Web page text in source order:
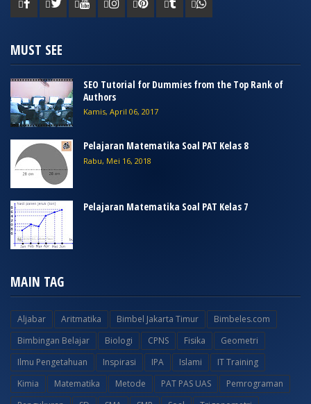
MUST SEE
SEO Tutorial for Dummies from the Top Rank of
Authors
Kamis, April 06, 2017
Pelajaran Matematika Soal PAT Kelas 8
Rabu, Mei 16, 2018
Pelajaran Matematika Soal PAT Kelas 7
MAIN TAG
Aljabar Aritmatika Bimbel Jakarta Timur
Bimbeles.com
Bimbingan Belajar
Biologi CPNS Fisika
Geometri
Ilmu Pengetahuan
Inspirasi IPA Islami
IT Training
Kimia
Matematika Metode PAT PAS UAS
Pemrograman